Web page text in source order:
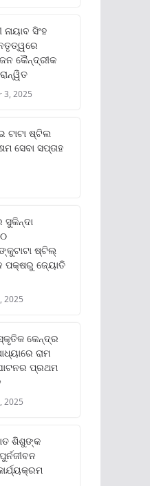
ସିଂହ
କୈନ୍ଦ୍ରୀକ
3, 2025
ଟାଟା ଷ୍ଟିଲ
ସେବା ସପ୍ତାହ
ଷ୍ଟିଲ୍
ପକ୍ଷରୁ ଜ୍ୟୋତି
2025
କେନ୍ଦ୍ର
ରାମ
ପ୍ରଥମ
2025
ଶିଶୁଙ୍କ